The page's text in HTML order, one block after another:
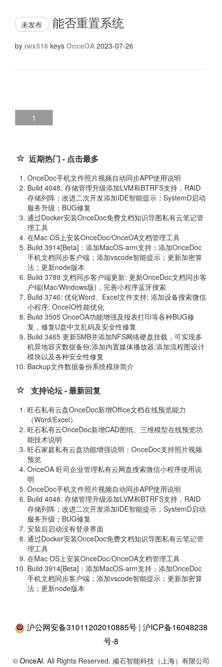
未发布 能否重置系统
by rwx518 keys OnceOA 2023-07-26
1
近期热门 - 点击最多
OnceDoc手机文件照片视频自动同步APP使用说明
Build 4048: 存储管理升级添加LVM和BTRFS支持，RAID
存储列阵；改进二次开发添加IDE智能提示；SystemD启动
服务升级；BUG修复
通过Docker安装OnceDoc免费文档知识导图私有云笔记管
理工具
在Mac OS上安装OnceDoc/OnceOA文档管理工具
Build 3914[Beta]：添加MacOS-arm支持；添加OnceDoc
手机文档同步客户端；添加vscode智能提示；更新加密算
法；更新node版本
Build 3789 文档同步客户端更新: 更新OnceDoc文档同步客
户端(Mac/Windows版)，完善小程序蓝牙搜索
Build 3746: 优化Word、Excel文件支持; 添加设备搜索微信
小程序; OnceIO性能优化
Build 3505 OnceOA功能增强及报表打印等各种BUG修
复，修复U盘中文乱码及安全性修复
Build 3465 更新SMB并添加NFS网络硬盘挂载，可实现多
机异地容灾数据备份;添加内置媒体播放器;添加流程图设计
模块以及各种安全性修复
Backup文件数据备份系统模块简介
支持论坛 - 最新回复
旺石私有云盘OnceDoc新增Office文档在线预览能力
（Word/Excel）
旺石私有云OnceDoc新增CAD图纸、三维模型在线预览功
能技术说明
旺石家庭私有云盘功能增强说明：OnceDoc支持照片视频
预览
OnceOA 旺司企业管理私有云网盘搜索微信小程序使用说
明
OnceDoc手机文件照片视频自动同步APP使用说明
Build 4048: 存储管理升级添加LVM和BTRFS支持，RAID
存储列阵；改进二次开发添加IDE智能提示；SystemD启动
服务升级；BUG修复
安装后启动没有登录界面
通过Docker安装OnceDoc免费文档知识导图私有云笔记管
理工具
在Mac OS上安装OnceDoc/OnceOA文档管理工具
Build 3914[Beta]：添加MacOS-arm支持；添加OnceDoc
手机文档同步客户端；添加vscode智能提示；更新加密算
法；更新node版本
沪公网安备31011202010885号| 沪ICP备16048238
号-8
© OnceAI. All Rights Reserved. 顽石智能科技（上海）有限公司